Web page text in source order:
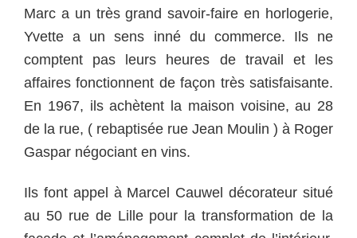
Marc a un très grand savoir-faire en horlogerie,
Yvette a un sens inné du commerce. Ils ne
comptent pas leurs heures de travail et les
affaires fonctionnent de façon très satisfaisante.
En 1967, ils achètent la maison voisine, au 28
de la rue, ( rebaptisée rue Jean Moulin ) à Roger
Gaspar négociant en vins.
Ils font appel à Marcel Cauwel décorateur situé
au 50 rue de Lille pour la transformation de la